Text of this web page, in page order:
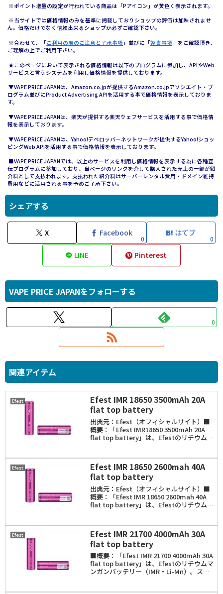
※ポイント増量の設定が行われている商品は「Pアイコン」が黄色く表示されます。
※当サイトでは価格情報のみを基準に掲載しておりショップの評価は加味されませ
ん。価格だけでなく信頼出来るショップか必ずご確認下さい。
※合わせて、「ご利用の際のご注意と了承事項 」並びに「免責事項 」をご確認頂き、
ご理解の上でご利用下さい。
★このページにおいて表示される価格情報は以下のプログラムに参加し、APIやWeb
サービスと言うシステムを利用し価格情報を提供しております。
▼VAPE PRICE JAPANは、Amazon.co.jpが提供するAmazon.co.jpアソシエイト・プ
ログラム並びにProduct Advertising APIを活用する事で価格情報を表示しておりま
す。
▼VAPE PRICE JAPANは、楽天が提供する楽天ウェブサービスを活用する事で価格情
報を表示しております。
▼VAPE PRICE JAPANは、Yahoo!デベロッパーネットワークが提供するYahoo!ショッ
ピングWeb APIを活用する事で価格情報を表示しております。
■VAPE PRICE JAPANでは、以上のサービスを利用し価格情報を表示する為に各種宣
伝プログラムに参加しており、当ページのリンクを介して購入された売上の一部が紹
介料として支払われます。支払われた紹介料はサーバーレンタル費用・ドメイン維持
費用などに活用される事を予めご了承下さい。
シェアする
X Facebook
0
はてブ
0
LINE Pinterest
VAPE PRICE JAPANをフォローする
0
関連アイテム
Efest
Efest IMR 18650 3500mAh 20A
flat top battery
出典元：Efest（オフィシャルサイト）■
概要：「Efest IMR18650 3500mAh 20A
flat top battery」は、Efestのリチウムマ
Efest
Efest IMR 18650 2600mah 40A
flat top battery
出典元：Efest（オフィシャルサイト）■
概要：「Efest IMR 18650 2600mah 40A
flat top battery」は、Efestのリチウムマ
Efest
Efest IMR 21700 4000mAh 30A
flat top battery
■概要：「Efest IMR 21700 4000mAh 30A
flat top battery」は、Efestのリチウムマ
ンガンバッテリー（IMR・Li-Mn）。スペ